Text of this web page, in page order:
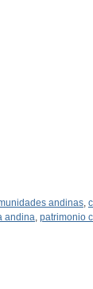
andinas
andina patrimonio